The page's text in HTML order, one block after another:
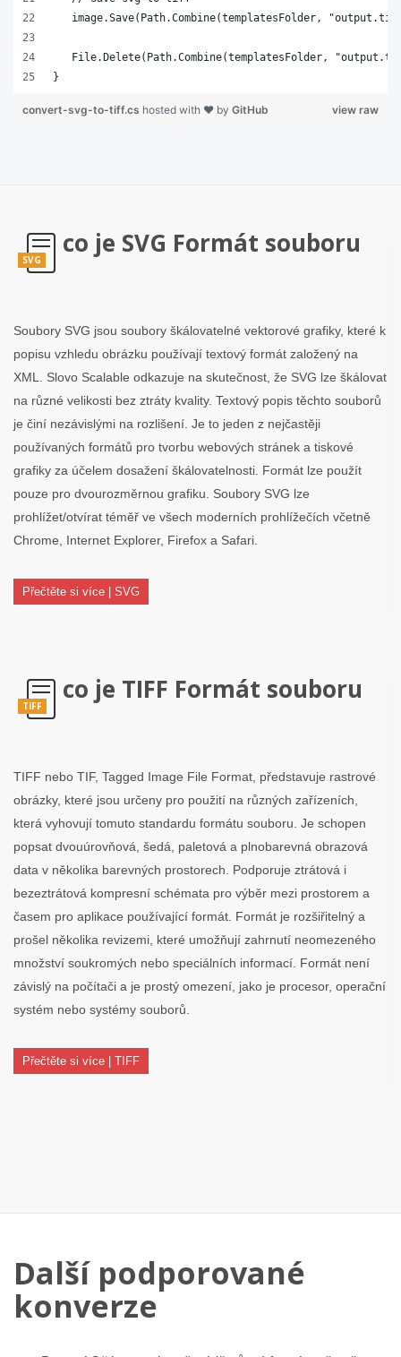
}
view raw
convert-svg-to-tiff.cs hosted with ❤ by GitHub
SVG
co je SVG Formát souboru
Soubory SVG jsou soubory škálovatelné vektorové grafiky, které k
popisu vzhledu obrázku používají textový formát založený na
XML. Slovo Scalable odkazuje na skutečnost, že SVG lze škálovat
na různé velikosti bez ztráty kvality. Textový popis těchto souborů
je činí nezávislými na rozlišení. Je to jeden z nejčastěji
používaných formátů pro tvorbu webových stránek a tiskové
grafiky za účelem dosažení škálovatelnosti. Formát lze použít
pouze pro dvourozměrnou grafiku. Soubory SVG lze
prohlížet/otvírat téměř ve všech moderních prohlížečích včetně
Chrome, Internet Explorer, Firefox a Safari.
Přečtěte si více | SVG
TIFF
co je TIFF Formát souboru
TIFF nebo TIF, Tagged Image File Format, představuje rastrové
obrázky, které jsou určeny pro použití na různých zařízeních,
která vyhovují tomuto standardu formátu souboru. Je schopen
popsat dvouúrovňová, šedá, paletová a plnobarevná obrazová
data v několika barevných prostorech. Podporuje ztrátová i
bezeztrátová kompresní schémata pro výběr mezi prostorem a
časem pro aplikace používající formát. Formát je rozšiřitelný a
prošel několika revizemi, které umožňují zahrnutí neomezeného
množství soukromých nebo speciálních informací. Formát není
závislý na počítači a je prostý omezení, jako je procesor, operační
systém nebo systémy souborů.
Přečtěte si více | TIFF
Další podporované
konverze